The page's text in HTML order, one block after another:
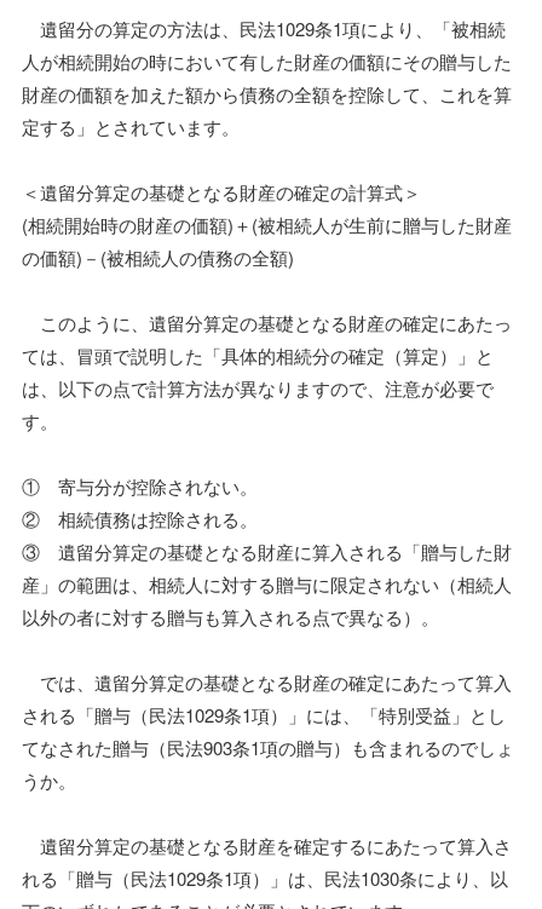
遺留分の算定の方法は、民法1029条1項により、「被相続
人が相続開始の時において有した財産の価額にその贈与した
財産の価額を加えた額から債務の全額を控除して、これを算
定する」とされています。
＜遺留分算定の基礎となる財産の確定の計算式＞
(相続開始時の財産の価額)＋(被相続人が生前に贈与した財産
の価額)－(被相続人の債務の全額)
このように、遺留分算定の基礎となる財産の確定にあたっ
ては、冒頭で説明した「具体的相続分の確定（算定）」と
は、以下の点で計算方法が異なりますので、注意が必要で
す。
① 寄与分が控除されない。
② 相続債務は控除される。
③ 遺留分算定の基礎となる財産に算入される「贈与した財
産」の範囲は、相続人に対する贈与に限定されない（相続人
以外の者に対する贈与も算入される点で異なる）。
では、遺留分算定の基礎となる財産の確定にあたって算入
される「贈与（民法1029条1項）」には、「特別受益」とし
てなされた贈与（民法903条1項の贈与）も含まれるのでしょ
うか。
遺留分算定の基礎となる財産を確定するにあたって算入さ
れる「贈与（民法1029条1項）」は、民法1030条により、以